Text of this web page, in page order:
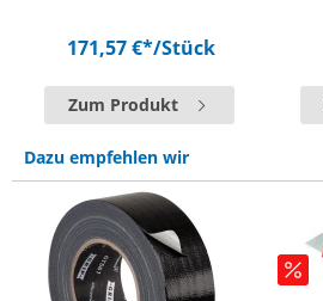
171,57 €*/Stück
Zum Produkt
Dazu empfehlen wir